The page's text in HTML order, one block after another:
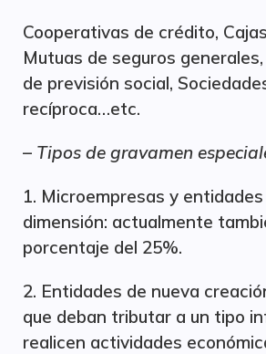
Cooperativas de crédito,
Mutuas de seguros
de previsión social,
recíproca…etc.
– Tipos de gravamen
1. Microempresas y
dimensión: actualmente
porcentaje del 25%.
2. Entidades de nueva
que deban tributar a un tipo
realicen actividades